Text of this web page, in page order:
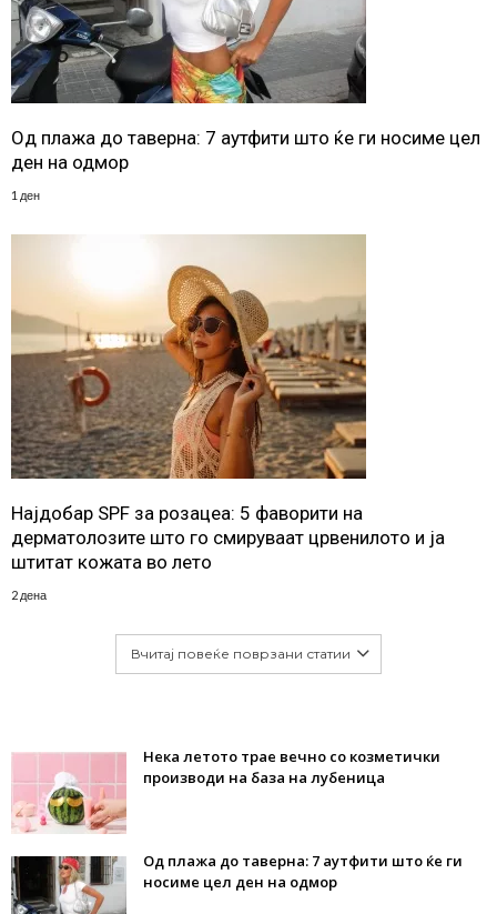
Од плажа до таверна: 7 аутфити што ќе ги носиме цел
ден на одмор
1 ден
Најдобар SPF за розацеа: 5 фаворити на
дерматолозите што го смируваат црвенилото и ја
штитат кожата во лето
2 дена
Вчитај повеќе поврзани статии
Нека летото трае вечно со козметички
производи на база на лубеница
Од плажа до таверна: 7 аутфити што ќе ги
носиме цел ден на одмор